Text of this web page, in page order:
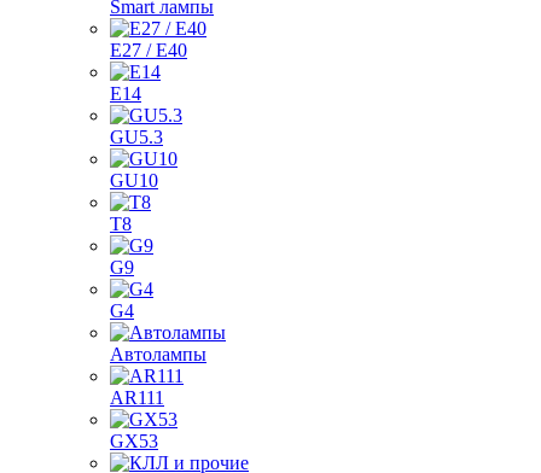
Smart лампы
E27 / E40
E14
GU5.3
GU10
T8
G9
G4
Автолампы
AR111
GX53